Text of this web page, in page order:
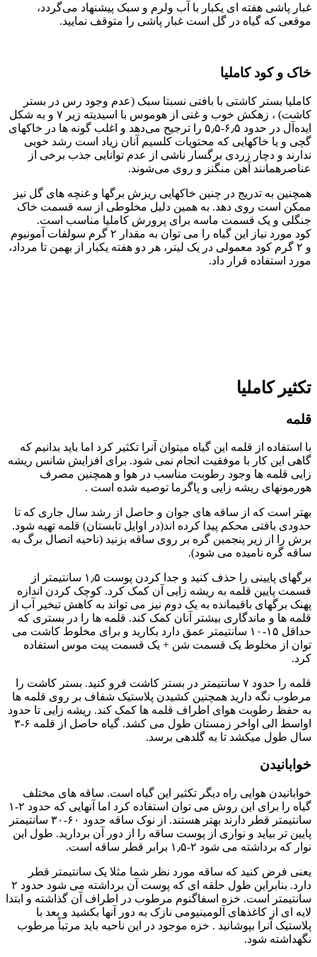
غبار پاشی هفته ای یکبار با آب ولرم و سبک پیشنهاد می‌گردد،
موقعی که گیاه در گل است غبار پاشی را متوقف نمایید.
خاک و کود کاملیا
کاملیا بستر کاشتی با بافتی نسبتا سبک (عدم وجود رس در بستر
کاشت) ، زهکش خوب و غنی از هوموس با اسیدیته زیر ۷ و به شکل
ایده‌آل در حدود ۶٫۵-۵٫۵ را ترجیح می‌دهد و اغلب گونه ها در خاکهای
گچی و یا خاکهایی که محتویات کلسیم آنان زیاد است رشد خوبی
ندارند و دچار زردی برگسار ناشی از عدم توانایی جذب برخی از
عناصرهمانند آهن منگنز و روی می‌شوند.
همچنین به تدریج در چنین خاکهایی ریزش برگها و غنچه های گل نیز
ممکن است روی دهد. به همین دلیل مخلوطی از سه قسمت خاک
جنگلی و یک قسمت ماسه برای پرورش کاملیا مناسب است.
کود مورد نیاز این گیاه را می توان به مقدار ۲ گرم سولفات آمونیوم
و ۲ گرم کود معمولی در یک لیتر، هر دو هفته یکبار از بهمن تا مرداد،
مورد استفاده قرار داد.
تکثیر کاملیا
قلمه
با استفاده از قلمه این گیاه میتوان آنرا تکثیر کرد اما باید بدانیم که
گاهی این کار با موفقیت انجام نمی شود. برای افزایش شانس ریشه
زایی قلمه ها وجود رطوبت مناسب در هوا و همچنین مصرف
هورمونهای ریشه زایی و پاگرما توصیه شده است .
بهتر است که از ساقه های جوان و حاصل از رشد سال جاری که تا
حدودی بافتی محکم پیدا کرده اند(در اوایل تابستان) قلمه تهیه شود.
برش را از زیر پنجمین گره بر روی ساقه بزنید (ناحیه اتصال برگ به
ساقه گره نامیده می شود).
برگهای پایینی را حذف کنید و جدا کردن پوست ۱٫۵ سانتیمتر از
قسمت پایین قلمه به ریشه زایی آن کمک کرد. کوچک کردن اندازه
پهنک برگهای باقیمانده به یک دوم نیز می تواند به کاهش تبخیر آب از
قلمه ها و ماندگاری بیشتر آنان کمک کند. قلمه ها را در بستری که
حداقل ۱۵-۱۰ سانتیمتر عمق دارد بکارید و برای مخلوط کاشت می
توان از مخلوط یک قسمت شن + یک قسمت پیت موس استفاده
کرد.
قلمه را حدود ۷ سانتیمتر در بستر کاشت فرو کنید. بستر کاشت را
مرطوب نگه دارید همچنین کشیدن پلاستیک شفاف بر روی قلمه ها
به حفظ رطوبت هوای اطراف قلمه ها کمک کند. ریشه زایی تا حدود
اواسط الی اواخر زمستان طول می کشد. گیاه حاصل از قلمه ۶-۳
سال طول میکشد تا به گلدهی برسد.
خوابانیدن
خوابانیدن هوایی راه دیگر تکثیر این گیاه است. ساقه های مختلف
گیاه را برای این روش می توان استفاده کرد اما آنهایی که حدود ۲-۱
سانتیمتر قطر دارند بهتر هستند. از نوک ساقه حدود ۶۰-۳۰ سانتیمتر
پایین تر بیاید و نواری از پوست ساقه را از دور آن بردارید. طول این
نوار که برداشته می شود ۲-۱٫۵ برابر قطر ساقه است.
یعنی فرض کنید که ساقه مورد نظر شما مثلا یک سانتیمتر قطر
دارد. بنابراین طول حلقه ای که پوست آن برداشته می شود حدود ۲
سانتیمتر است. خزه اسفاگنوم مرطوب در اطراف آن گذاشته و ابتدا
لایه ای از کاغذهای آلومینیومی نازک به دور آنها بکشید و بعد با
پلاستیک آنرا بپوشانید . خزه موجود در این ناحیه باید مرتباً مرطوب
نگهداشته شود.